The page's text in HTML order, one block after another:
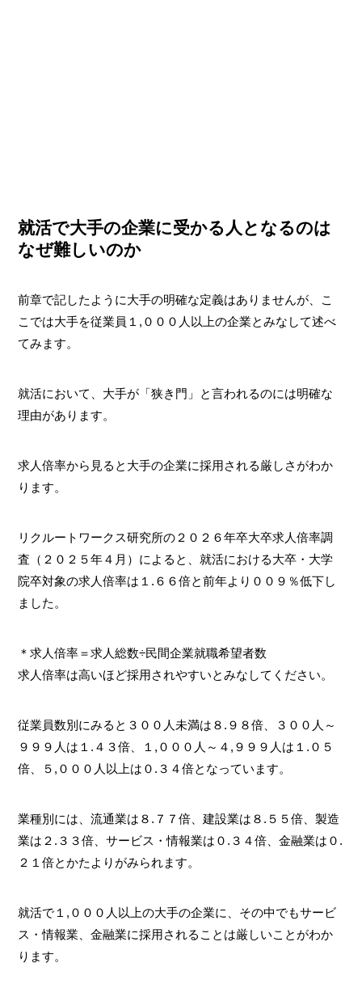
就活で大手の企業に受かる人となるのは
なぜ難しいのか
前章で記したように大手の明確な定義はありませんが、こ
こでは大手を従業員１,０００人以上の企業とみなして述べ
てみます。
就活において、大手が「狭き門」と言われるのには明確な
理由があります。
求人倍率から見ると大手の企業に採用される厳しさがわか
ります。
リクルートワークス研究所の２０２６年卒大卒求人倍率調
査（２０２５年４月）によると、就活における大卒・大学
院卒対象の求人倍率は１.６６倍と前年より００９％低下し
ました。
＊求人倍率＝求人総数÷民間企業就職希望者数
求人倍率は高いほど採用されやすいとみなしてください。
従業員数別にみると３００人未満は８.９８倍、３００人～
９９９人は１.４３倍、１,０００人～４,９９９人は１.０５
倍、５,０００人以上は０.３４倍となっています。
業種別には、流通業は８.７７倍、建設業は８.５５倍、製造
業は２.３３倍、サービス・情報業は０.３４倍、金融業は０.
２１倍とかたよりがみられます。
就活で１,０００人以上の大手の企業に、その中でもサービ
ス・情報業、金融業に採用されることは厳しいことがわか
ります。